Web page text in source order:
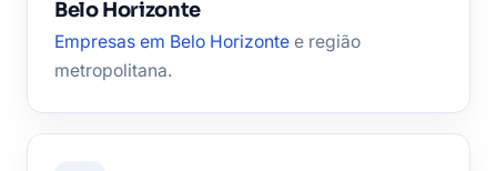
Belo Horizonte
Empresas em Belo Horizonte e região
metropolitana.